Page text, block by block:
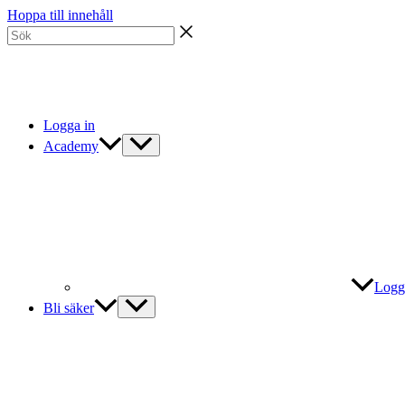
Hoppa till innehåll
Logga in
Academy
Bli säker